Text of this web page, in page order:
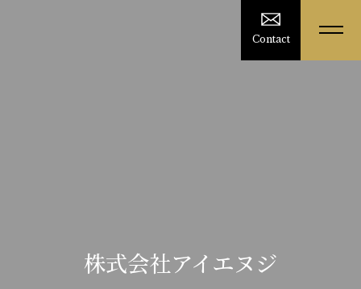
Contact
株式会社アイエヌジ